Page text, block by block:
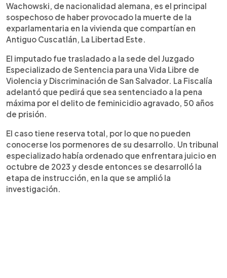
Wachowski, de nacionalidad alemana, es el principal
sospechoso de haber provocado la muerte de la
exparlamentaria en la vivienda que compartían en
Antiguo Cuscatlán, La Libertad Este.
El imputado fue trasladado a la sede del Juzgado
Especializado de Sentencia para una Vida Libre de
Violencia y Discriminación de San Salvador. La Fiscalía
adelantó que pedirá que sea sentenciado a la pena
máxima por el delito de feminicidio agravado, 50 años
de prisión.
El caso tiene reserva total, por lo que no pueden
conocerse los pormenores de su desarrollo. Un tribunal
especializado había ordenado que enfrentara juicio en
octubre de 2023 y desde entonces se desarrolló la
etapa de instrucción, en la que se amplió la
investigación.